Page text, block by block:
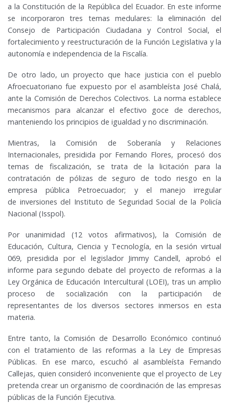
a la Constitución de la República del Ecuador. En este informe
se incorporaron tres temas medulares: la eliminación del
Consejo de Participación Ciudadana y Control Social, el
fortalecimiento y reestructuración de la Función Legislativa y la
autonomía e independencia de la Fiscalía.
De otro lado, un proyecto que hace justicia con el pueblo
Afroecuatoriano fue expuesto por el asambleísta José Chalá,
ante la Comisión de Derechos Colectivos. La norma establece
mecanismos para alcanzar el efectivo goce de derechos,
manteniendo los principios de igualdad y no discriminación.
Mientras, la Comisión de Soberanía y Relaciones
Internacionales, presidida por Fernando Flores, procesó dos
temas de fiscalización, se trata de la licitación para la
contratación de pólizas de seguro de todo riesgo en la
empresa pública Petroecuador; y el manejo irregular
de inversiones del Instituto de Seguridad Social de la Policía
Nacional (Isspol).
Por unanimidad (12 votos afirmativos), la Comisión de
Educación, Cultura, Ciencia y Tecnología, en la sesión virtual
069, presidida por el legislador Jimmy Candell, aprobó el
informe para segundo debate del proyecto de reformas a la
Ley Orgánica de Educación Intercultural (LOEI), tras un amplio
proceso de socialización con la participación de
representantes de los diversos sectores inmersos en esta
materia.
Entre tanto, la Comisión de Desarrollo Económico continuó
con el tratamiento de las reformas a la Ley de Empresas
Públicas. En ese marco, escuchó al asambleísta Fernando
Callejas, quien consideró inconveniente que el proyecto de Ley
pretenda crear un organismo de coordinación de las empresas
públicas de la Función Ejecutiva.